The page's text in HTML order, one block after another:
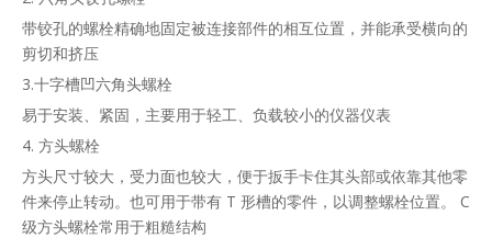
带铰孔的螺栓精确地固定被连接部件的相互位置，并能承受横向的
剪切和挤压
3.十字槽凹六角头螺栓
易于安装、紧固，主要用于轻工、负载较小的仪器仪表
4. 方头螺栓
方头尺寸较大，受力面也较大，便于扳手卡住其头部或依靠其他零
件来停止转动。也可用于带有 T 形槽的零件，以调整螺栓位置。 C
级方头螺栓常用于粗糙结构